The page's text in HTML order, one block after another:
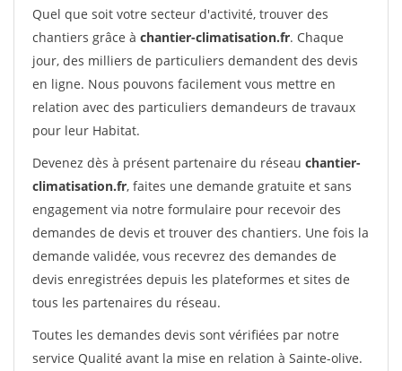
Quel que soit votre secteur d'activité, trouver des
chantiers grâce à chantier-climatisation.fr. Chaque
jour, des milliers de particuliers demandent des devis
en ligne. Nous pouvons facilement vous mettre en
relation avec des particuliers demandeurs de travaux
pour leur Habitat.
Devenez dès à présent partenaire du réseau chantier-
climatisation.fr, faites une demande gratuite et sans
engagement via notre formulaire pour recevoir des
demandes de devis et trouver des chantiers. Une fois la
demande validée, vous recevrez des demandes de
devis enregistrées depuis les plateformes et sites de
tous les partenaires du réseau.
Toutes les demandes devis sont vérifiées par notre
service Qualité avant la mise en relation à Sainte-olive.